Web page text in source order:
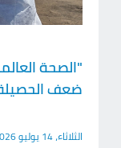
"الصحة
ضعف
الثلاثاء، 14 يوليو 2026